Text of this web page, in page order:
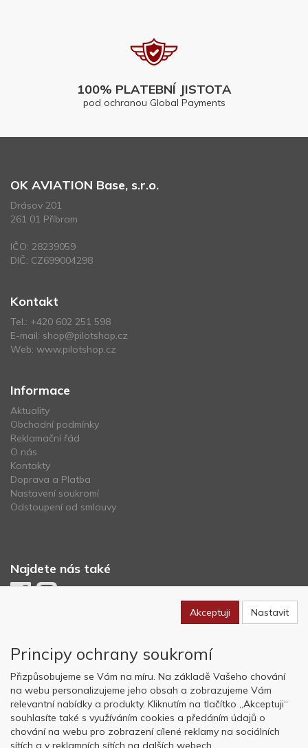
100% PLATEBNÍ JISTOTA
pod ochranou Global Payments
OK AVIATION Base, s.r.o.
Drásov 201
261 01 Příbram
IČO: 28239059
DIČ: CZ699004298
Kontakt
Tel.: +420 602 251 598
E-mail: shop@pilotshop.cz
Web: www.pilotshop.cz
Informace
Aktuality
Obchodní podmínky
Reklamační řád
O nás
Kontakty
Doprava a Platba
Nastavení soukromí
Odstoupení od smlouvy
Najdete nás také
Copyright © OK AVIATION Base, s.r.o. 2022, powered byABRA E-
shop
Akceptuji Nastavit
Principy ochrany soukromí
Přizpůsobujeme se Vám na míru. Na základě Vašeho chování
na webu personalizujeme jeho obsah a zobrazujeme Vám
relevantní nabídky a produkty. Kliknutím na tlačítko „Akceptuji“
souhlasíte také s využíváním cookies a předáním údajů o
chování na webu pro zobrazení cílené reklamy na sociálních
sítích a v reklamních sítích na dalších webech.